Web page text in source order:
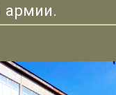
армии.